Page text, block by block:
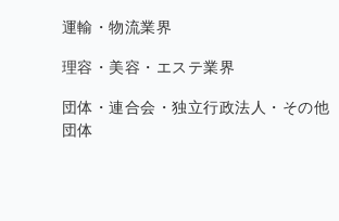
運輸・物流業界
理容・美容・エステ業界
団体・連合会・独立行政法人・その他
団体